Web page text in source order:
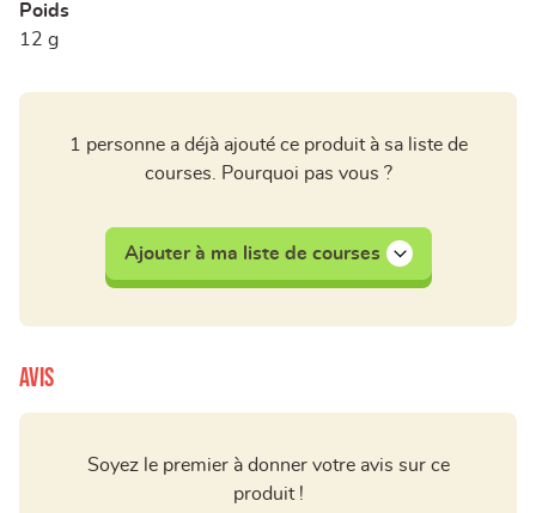
Poids
12 g
1 personne a déjà ajouté ce produit à sa liste de
courses. Pourquoi pas vous ?
Ajouter à ma liste de courses
Avis
Soyez le premier à donner votre avis sur ce
produit !